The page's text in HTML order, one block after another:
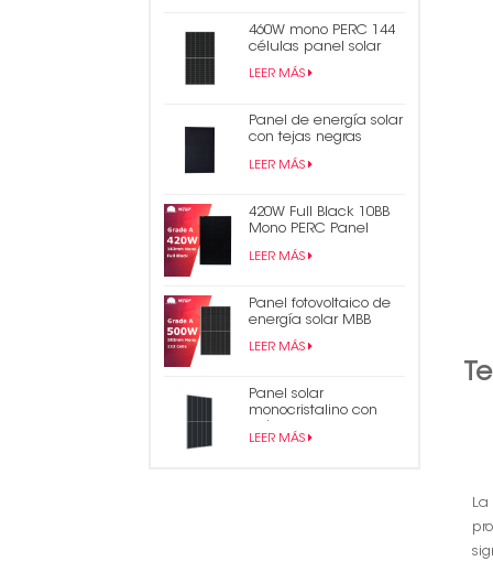
460W mono PERC 144
células panel solar
9BB medio panel
fotovoltaico cortado
LEER MÁS
Panel de energía solar
con tejas negras
monocristalinas de
430 W
LEER MÁS
420W Full Black 10BB
Mono PERC Panel
solar fotovoltaico de
media celda de 182
LEER MÁS
Panel fotovoltaico de
energía solar MBB
mono de medio corte
de 500 W
LEER MÁS
Panel solar
monocristalino con
módulo fotovoltaico
con tejas PERC de 490
LEER MÁS